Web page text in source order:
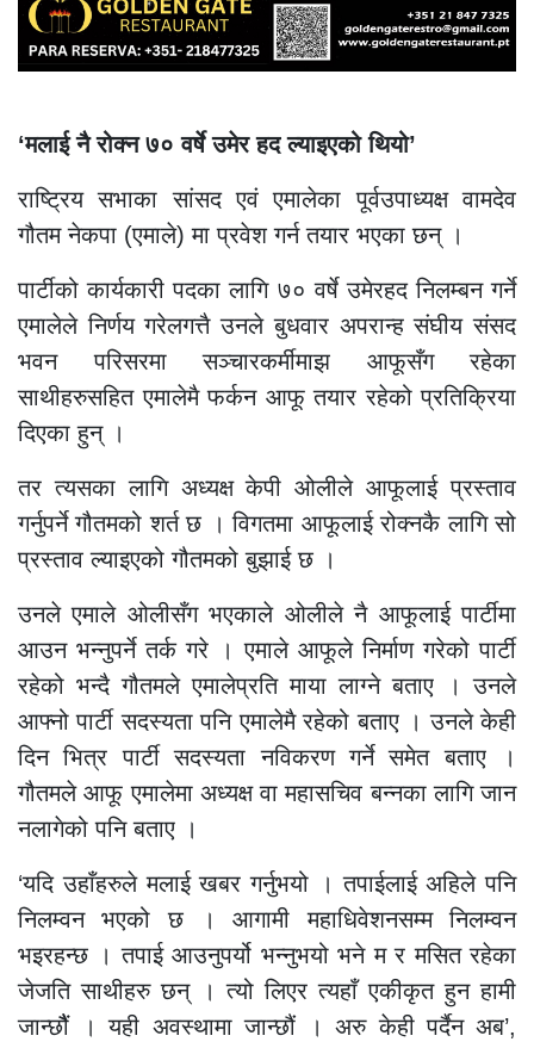
‘मलाई नै रोक्न ७० वर्षे उमेर हद ल्याइएको थियो’
राष्ट्रिय सभाका सांसद एवं एमालेका पूर्वउपाध्यक्ष वामदेव
गौतम नेकपा (एमाले) मा प्रवेश गर्न तयार भएका छन् ।
पार्टीको कार्यकारी पदका लागि ७० वर्षे उमेरहद निलम्बन गर्ने
एमालेले निर्णय गरेलगत्तै उनले बुधवार अपरान्ह संघीय संसद
भवन परिसरमा सञ्चारकर्मीमाझ आफूसँग रहेका
साथीहरुसहित एमालेमै फर्कन आफू तयार रहेको प्रतिक्रिया
दिएका हुन् ।
तर त्यसका लागि अध्यक्ष केपी ओलीले आफूलाई प्रस्ताव
गर्नुपर्ने गौतमको शर्त छ । विगतमा आफूलाई रोक्नकै लागि सो
प्रस्ताव ल्याइएको गौतमको बुझाई छ ।
उनले एमाले ओलीसँग भएकाले ओलीले नै आफूलाई पार्टीमा
आउन भन्नुपर्ने तर्क गरे । एमाले आफूले निर्माण गरेको पार्टी
रहेको भन्दै गौतमले एमालेप्रति माया लाग्ने बताए । उनले
आफ्नो पार्टी सदस्यता पनि एमालेमै रहेको बताए । उनले केही
दिन भित्र पार्टी सदस्यता नविकरण गर्ने समेत बताए ।
गौतमले आफू एमालेमा अध्यक्ष वा महासचिव बन्नका लागि जान
नलागेको पनि बताए ।
‘यदि उहाँहरुले मलाई खबर गर्नुभयो । तपाईलाई अहिले पनि
निलम्वन भएको छ । आगामी महाधिवेशनसम्म निलम्वन
भइरहन्छ । तपाई आउनुपर्यो भन्नुभयो भने म र मसित रहेका
जेजति साथीहरु छन् । त्यो लिएर त्यहाँ एकीकृत हुन हामी
जान्छौैं । यही अवस्थामा जान्छौं । अरु केही पर्दैन अब’,